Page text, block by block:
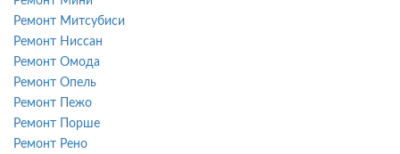
Ремонт Митсубиси
Ремонт Ниссан
Ремонт Омода
Ремонт Опель
Ремонт Пежо
Ремонт Порше
Ремонт Рено